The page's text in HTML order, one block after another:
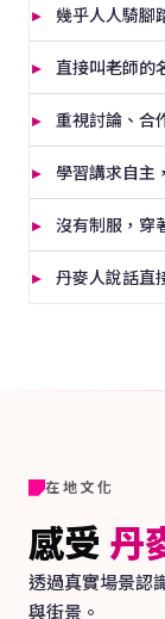
幾乎人人騎腳
直接叫老師的
重視討論、合
學習講求自主
沒有制服，穿
丹麥人說話直
在地文化
感受 丹
透過真實場景認
與街景。